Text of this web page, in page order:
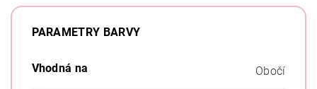
PARAMETRY BARVY
Vhodná na Obočí